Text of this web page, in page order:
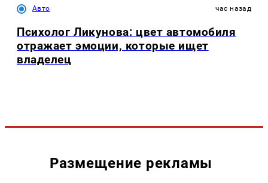
Авто час назад
Психолог Ликунова: цвет автомобиля
отражает эмоции, которые ищет
владелец
Размещение рекламы